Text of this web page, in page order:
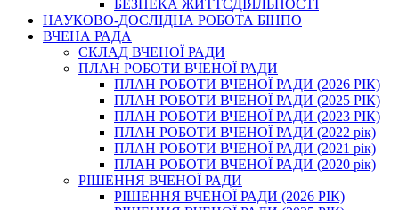
БЕЗПЕКА ЖИТТЄДІЯЛЬНОСТІ
НАУКОВО-ДОСЛІДНА РОБОТА БІНПО
ВЧЕНА РАДА
СКЛАД ВЧЕНОЇ РАДИ
ПЛАН РОБОТИ ВЧЕНОЇ РАДИ
ПЛАН РОБОТИ ВЧЕНОЇ РАДИ (2026 РІК)
ПЛАН РОБОТИ ВЧЕНОЇ РАДИ (2025 РІК)
ПЛАН РОБОТИ ВЧЕНОЇ РАДИ (2023 РІК)
ПЛАН РОБОТИ ВЧЕНОЇ РАДИ (2022 рік)
ПЛАН РОБОТИ ВЧЕНОЇ РАДИ (2021 рік)
ПЛАН РОБОТИ ВЧЕНОЇ РАДИ (2020 рік)
РІШЕННЯ ВЧЕНОЇ РАДИ
РІШЕННЯ ВЧЕНОЇ РАДИ (2026 РІК)